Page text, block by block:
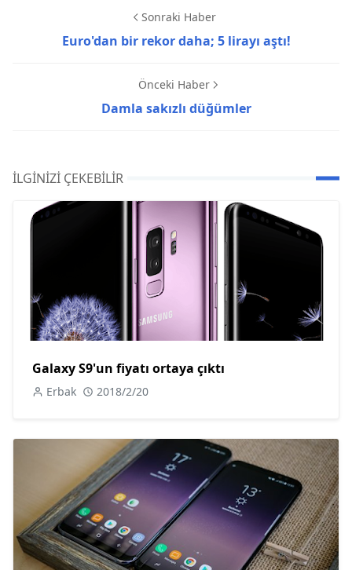
Sonraki Haber
Euro'dan bir rekor daha; 5 lirayı aştı!
Önceki Haber
Damla sakızlı düğümler
İLGINIZI ÇEKEBILIR
Galaxy S9'un fiyatı ortaya çıktı
Erbak 2018/2/20